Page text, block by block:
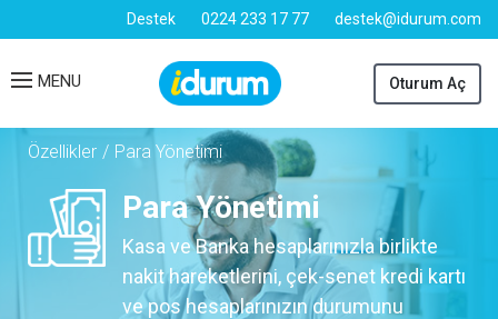
Destek 0224 233 17 77 destek@idurum.com
MENU Oturum Aç
Özellikler / Para Yönetimi
Para Yönetimi
Kasa ve Banka hesaplarınızla birlikte
nakit hareketlerini, çek-senet kredi kartı
ve pos hesaplarınızın durumunu